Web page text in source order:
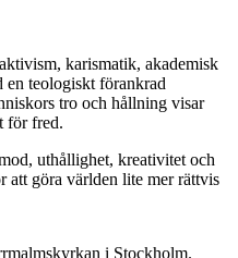
karismatik, akademisk
teologiskt förankrad
tro och hållning visar
för fred.
uthållighet, kreativitet och
att göra världen lite mer rättvis
i Stockholm.